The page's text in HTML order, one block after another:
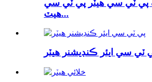
پي ٽي سي هيٽر پي ٽي سي
هيٽ...
ٽي سي ايئر ڪنڊيشنر هيٽر